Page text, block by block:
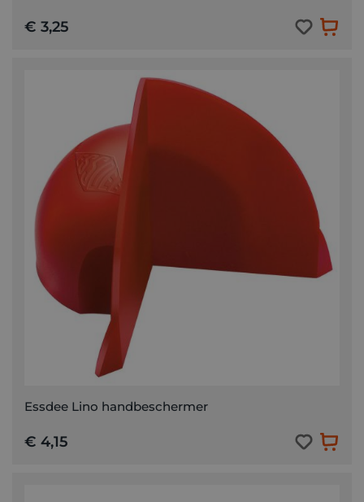
€ 3,25
Essdee Lino handbeschermer
€ 4,15